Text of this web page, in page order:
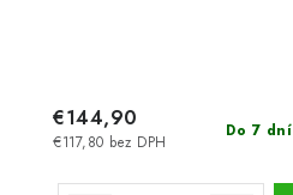
Do 7 dní
€117,80 bez DPH
€144,90